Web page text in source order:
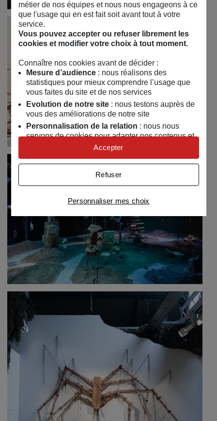
métier de nos équipes et nous nous engageons à ce
que l'usage qui en est fait soit avant tout à votre
service.
Vous pouvez accepter ou refuser librement les
cookies et modifier votre choix à tout moment.
Connaître nos cookies avant de décider :
Mesure d’audience: nous réalisons des
statistiques pour mieux comprendre l’usage que
vous faites du site et de nos services
Evolution de notre site: nous testons auprès de
vous des améliorations de notre site
Personnalisation de la relation : nous nous
servons de cookies pour adapter nos contenus et
personnaliser nos offres
Univers publicitaire: nous utilisons avec nos
publicités personnalisées
Personnaliser mes choix
Refuser
Accepter